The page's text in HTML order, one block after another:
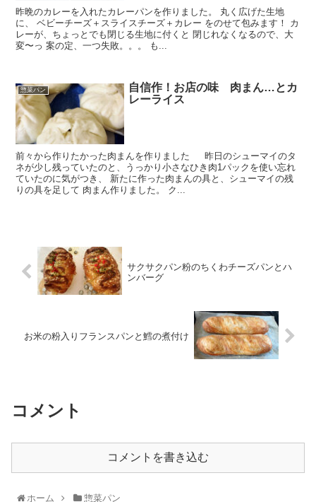
昨晩のカレーを入れたカレーパンを作りました。 丸く広げた生地
に、 ベビーチーズ＋スライスチーズ＋カレー をのせて包みます！ カ
レーが、ちょっとでも閉じる生地に付くと 閉じれなくなるので、大
変〜っ 案の定、一つ失敗。。。 も...
惣菜パン
自信作！お店の味 肉まん…とカ
レーライス
前々から作りたかった肉まんを作りました 昨日のシューマイのタ
ネが少し残っていたのと、うっかり小さなひき肉1パックを使い忘れ
ていたのに気がつき、 新たに作った肉まんの具と、シューマイの残
りの具を足して 肉まん作りました。 ク...
サクサクパン粉のちくわチーズパンとハ
ンバーグ
お米の粉入りフランスパンと鱈の煮付け
コメント
コメントを書き込む
ホーム 惣菜パン